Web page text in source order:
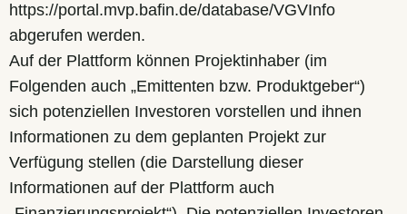
https://portal.mvp.bafin.de/database/VGVInfo
abgerufen werden.
Auf der Plattform können Projektinhaber (im
Folgenden auch „Emittenten bzw. Produktgeber“)
sich potenziellen Investoren vorstellen und ihnen
Informationen zu dem geplanten Projekt zur
Verfügung stellen (die Darstellung dieser
Informationen auf der Plattform auch